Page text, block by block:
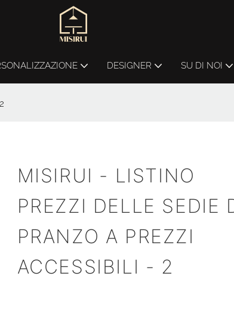
DESIGNER SU DI NOI
MISIRUI - LISTINO
PREZZI DELLE SEDIE
PRANZO A PREZZI
ACCESSIBILI - 2